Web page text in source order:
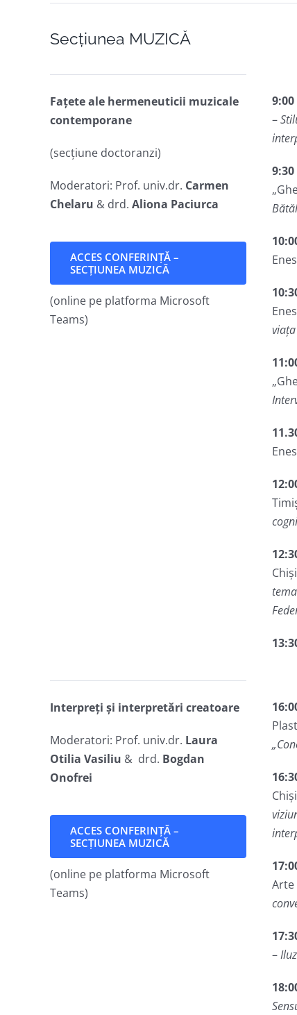
Secțiunea MUZICĂ
Fațete ale hermeneuticii muzicale
contemporane
(secțiune doctoranzi)
Moderatori: Prof. univ.dr. Carmen
Chelaru & drd. Aliona Paciurca
ACCES CONFERINȚĂ –
SECȚIUNEA MUZICĂ
(online pe platforma Microsoft
Teams)
9:00
–
9:30
Interpreți și interpretări creatoare
Moderatori: Prof. univ.dr. Laura
Otilia Vasiliu & drd. Bogdan
Onofrei
ACCES CONFERINȚĂ –
SECȚIUNEA MUZICĂ
(online pe platforma Microsoft
Teams)
Arte
–